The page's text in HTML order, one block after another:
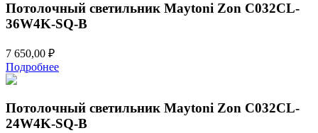
Потолочный светильник Maytoni Zon C032CL-
36W4K-SQ-B
7 650,00 ₽
Подробнее
Потолочный светильник Maytoni Zon C032CL-
24W4K-SQ-B